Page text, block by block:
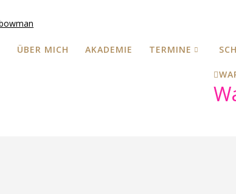
ÜBER MICH AKADEMIE TERMINE